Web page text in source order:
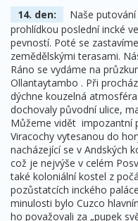
14. den:
Naše
prohlídkou poslední incké
pevností. Poté se
zemědělskými terasami.
Ráno se vydáme na
Ollantaytambo . Při
dýchne kouzelná
dochovaly původní ulice,
Můžeme vidět impozantní
Viracochy vytesanou do
nacházející se v Andských
což je nejvýše v celém
také koloniální kostel z
pozůstatcích inckého
minulosti bylo Cuzco
ho považovali za „pupek